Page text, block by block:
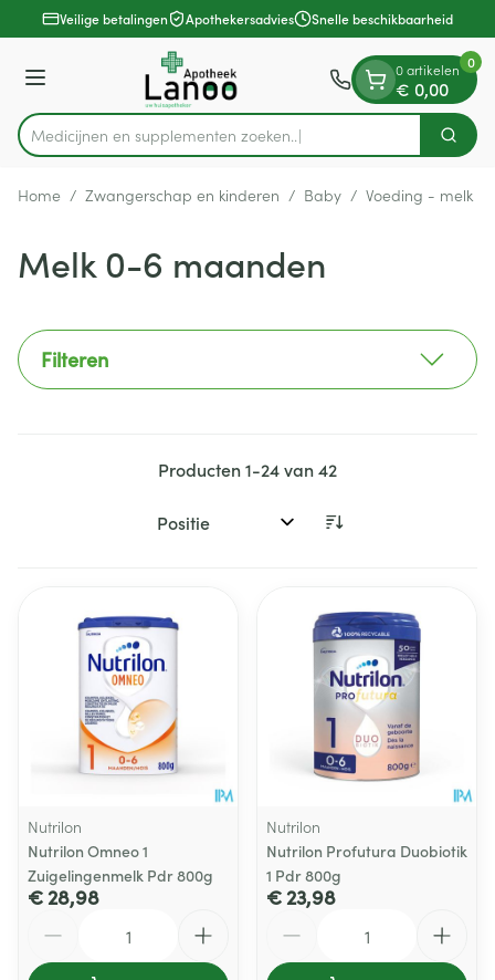
Ga naar de inhoud
1 van 1Veilige betalingen Apothekersadvies Snelle beschikbaarheid
Menu
Product, merk, categorie...
Medicijnen en Zoek
0 artikelen
€ 0,00
0
Home / Zwangerschap en kinderen / Baby / Voeding - melk
Melk 0-6 maanden
Filteren
Producten1-24van42
Sorteer op:
Nutrilon
Nutrilon Omneo 1
Zuigelingenmelk Pdr 800g
€ 28,98
Nutrilon
Nutrilon Profutura Duobiotik
1 Pdr 800g
€ 23,98